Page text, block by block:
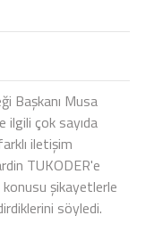
Başkanı Musa
ilgili çok sayıda
iletişim
TUKODER'e
şikayetlerle
söyledi.